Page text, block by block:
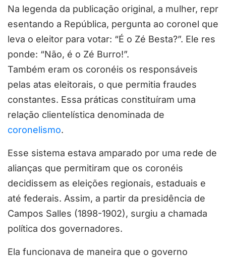
Na legenda da publicação original, a mulher, repr
esentando a República, pergunta ao coronel que
leva o eleitor para votar: “É o Zé Besta?”. Ele res
ponde: “Não, é o Zé Burro!”.
Também eram os coronéis os responsáveis
pelas atas eleitorais, o que permitia fraudes
constantes. Essa práticas constituíram uma
relação clientelística denominada de
coronelismo.
Esse sistema estava amparado por uma rede de
alianças que permitiram que os coronéis
decidissem as eleições regionais, estaduais e
até federais. Assim, a partir da presidência de
Campos Salles (1898-1902), surgiu a chamada
política dos governadores.
Ela funcionava de maneira que o governo